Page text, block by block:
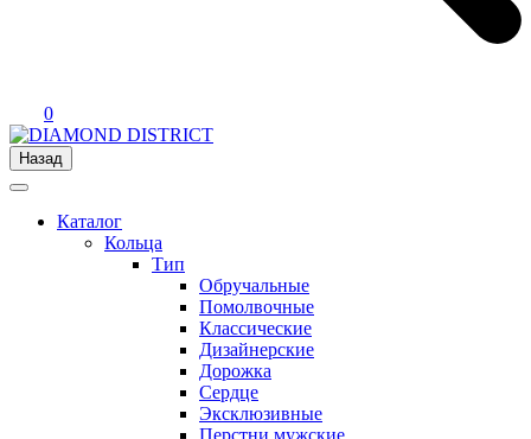
0
Назад
Каталог
Кольца
Тип
Обручальные
Помолвочные
Классические
Дизайнерские
Дорожка
Сердце
Эксклюзивные
Перстни мужские